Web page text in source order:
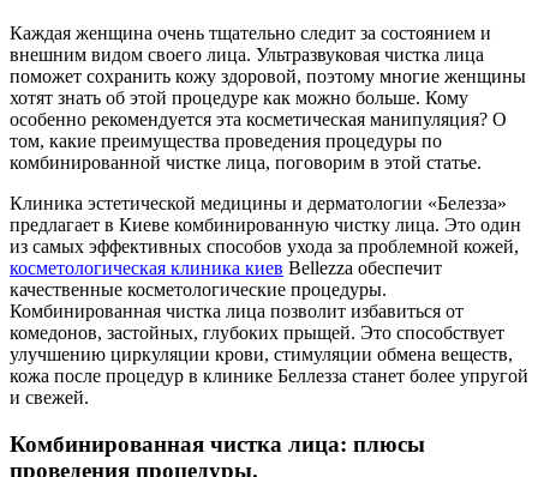
Каждая женщина очень тщательно следит за состоянием и
внешним видом своего лица. Ультразвуковая чистка лица
поможет сохранить кожу здоровой, поэтому многие женщины
хотят знать об этой процедуре как можно больше. Кому
особенно рекомендуется эта косметическая манипуляция? О
том, какие преимущества проведения процедуры по
комбинированной чистке лица, поговорим в этой статье.
Клиника эстетической медицины и дерматологии «Белезза»
предлагает в Киеве комбинированную чистку лица. Это один
из самых эффективных способов ухода за проблемной кожей,
косметологическая клиника киев Bellezza обеспечит
качественные косметологические процедуры.
Комбинированная чистка лица позволит избавиться от
комедонов, застойных, глубоких прыщей. Это способствует
улучшению циркуляции крови, стимуляции обмена веществ,
кожа после процедур в клинике Беллезза станет более упругой
и свежей.
Комбинированная чистка лица: плюсы
проведения процедуры.